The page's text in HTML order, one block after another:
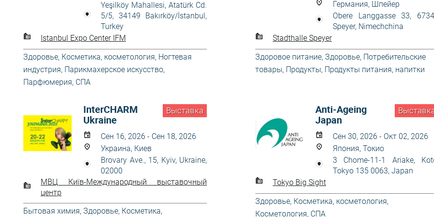
Yeşilköy Mahallesi, Atatürk Cd.
5/5, 34149 Bakırköy/İstanbul,
Turkey
Istanbul Expo Center IFM
Здоровье, Косметика, косметология, Ногтевая
индустрия, Парикмахерское искусство,
Парфюмерия, СПА
Германия, Шпейер
Obere Langgasse 33,
Speyer, Nimechchina
Stadthalle Speyer
Здоровое питание, Здоровье, Потребительские
товары, Продукты, Продукты питания, напитки
Выставка
InterCHARM
Ukraine
Сен 16, 2026 - Сен 18, 2026
Украина, Киев
Brovary Ave., 15, Kyiv, Ukraine,
02000
МВЦ Київ-Международный выставочный
центр
Бытовая химия, Здоровье, Косметика,
Anti-Ageing
Japan
Сен 30, 2026 - Окт 02, 2026
Япония, Токио
3 Chome-11-1 Ariake,
Tokyo 135 0063, Japan
Tokyo Big Sight
Здоровье, Косметика, косметология,
Косметология, СПА